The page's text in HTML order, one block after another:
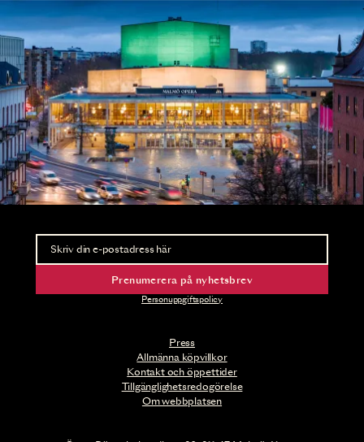
Press
Allmänna köpvillkor
Kontakt och öppettider
Tillgänglighetsredogörelse
Om webbplatsen
Nyhetsbrev
Ta del av förhandsinformation och biljettsläpp.
Prenumerera på nyhetsbrev
Personuppgiftspolicy